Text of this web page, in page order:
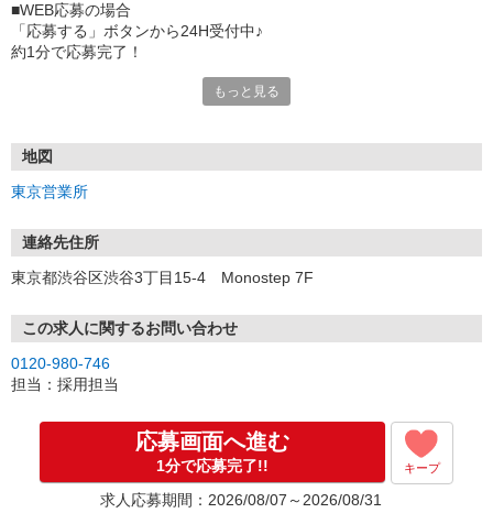
■WEB応募の場合
「応募する」ボタンから24H受付中♪
約1分で応募完了！
①応募から3営業日を目安に、メールorお電話でご連絡します。
★スマホでWEB面接（LINEなど）・出張面接・事務所面接と選べま
す
③面接実施（履歴書不要）
※ご希望があれば、職場見学の調整もOKです！
お気軽にご応募ください♪
もっと見る
地図
東京営業所
連絡先住所
東京都渋谷区渋谷3丁目15-4 Monostep 7F
この求人に関するお問い合わせ
0120-980-746
担当：採用担当
応募画面へ進む
1分で応募完了!! キープ
求人応募期間：2026/08/07～2026/08/31